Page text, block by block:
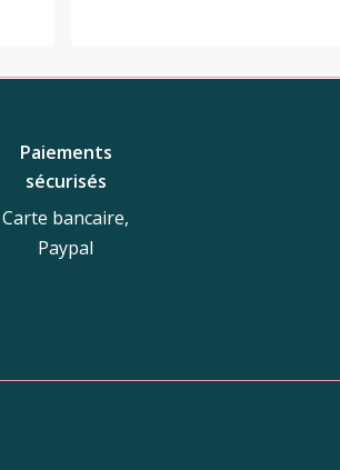
Paiements
sécurisés
Carte bancaire,
Paypal